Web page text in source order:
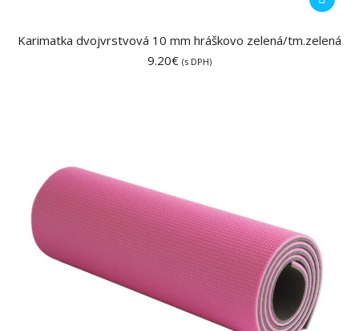
Karimatka dvojvrstvová 10 mm hráškovo zelená/tm.zelená
9.20€ (s DPH)